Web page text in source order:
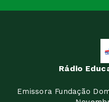
Rádio
Emissora Fundação